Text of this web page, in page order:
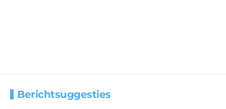
Berichtsuggesties